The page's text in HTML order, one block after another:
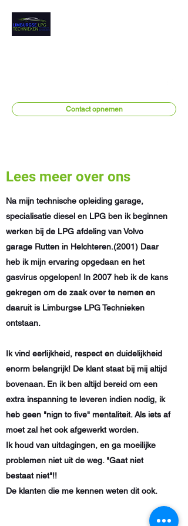
Contact opnemen
Lees meer over ons
Na mijn technische opleiding garage,
specialisatie diesel en LPG ben ik beginnen
werken bij de LPG afdeling van Volvo
garage Rutten in Helchteren.(2001) Daar
heb ik mijn ervaring opgedaan en het
gasvirus opgelopen! In 2007 heb ik de kans
gekregen om de zaak over te nemen en
daaruit is Limburgse LPG Technieken
ontstaan.
Ik vind eerlijkheid, respect en duidelijkheid
enorm belangrijk! De klant staat bij mij altijd
bovenaan. En ik ben altijd bereid om een
extra inspanning te leveren indien nodig, ik
heb geen "nign to five" mentaliteit. Als iets af
moet zal het ook afgewerkt worden.
Ik houd van uitdagingen, en ga moeilijke
problemen niet uit de weg. "Gaat niet
bestaat niet"!!
De klanten die me kennen weten dit ook.